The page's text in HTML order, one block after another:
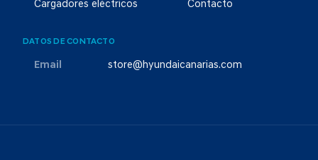
Cargadores eléctricos Contacto
DATOS DE CONTACTO
Email store@hyundaicanarias.com